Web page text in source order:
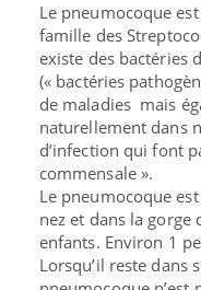
Le pneumocoque
famille des
existe des bactéries
(« bactéries
de maladies mais
naturellement dans
d’infection qui font
commensale ».
Le pneumocoque
nez et dans la gorge
enfants. Environ 1
Lorsqu’il reste dans